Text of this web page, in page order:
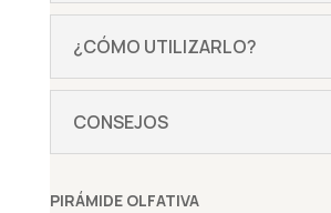
¿CÓMO UTILIZARLO?
CONSEJOS
PIRÁMIDE OLFATIVA